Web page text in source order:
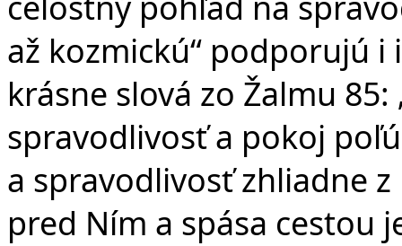
až kozmickú“ podporujú
krásne slová zo Žalmu
spravodlivosť a pokoj
a spravodlivosť zhliadne
pred Ním a spása cestou